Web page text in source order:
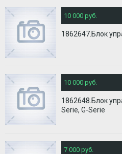
10 000 руб.
1862647.Блок
10 000 руб.
1862648.Блок
Serie, G-Serie
7 000 руб.